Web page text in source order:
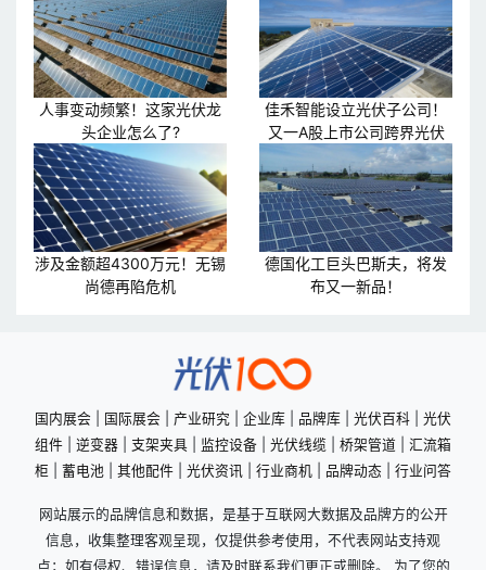
人事变动频繁！这家光伏龙
头企业怎么了?
佳禾智能设立光伏子公司！
又一A股上市公司跨界光伏
涉及金额超4300万元！无锡
尚德再陷危机
德国化工巨头巴斯夫，将发
布又一新品！
国内展会 国际展会 产业研究 企业库 品牌库 光伏百科
光伏
组件
逆变器 支架夹具 监控设备 光伏线缆 桥架管道
汇流箱
柜
蓄电池 其他配件 光伏资讯 行业商机 品牌动态 行业问答
网站展示的品牌信息和数据，是基于互联网大数据及品牌方的公开
信息，收集整理客观呈现，仅提供参考使用，不代表网站支持观
点；如有侵权、错误信息，请及时联系我们更正或删除。 为了您的